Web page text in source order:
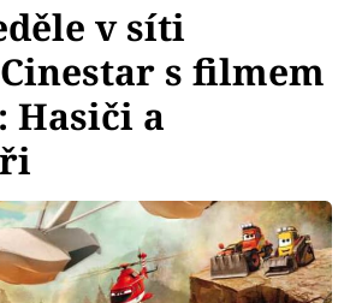
v síti
s filmem
Hasiči a